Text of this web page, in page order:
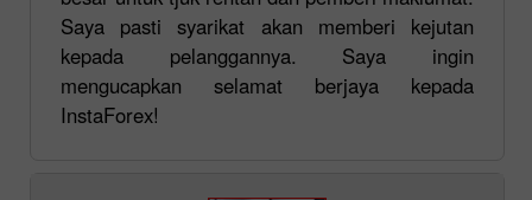
Saya pasti syarikat akan memberi kejutan
kepada pelanggannya. Saya ingin
mengucapkan selamat berjaya kepada
InstaForex!